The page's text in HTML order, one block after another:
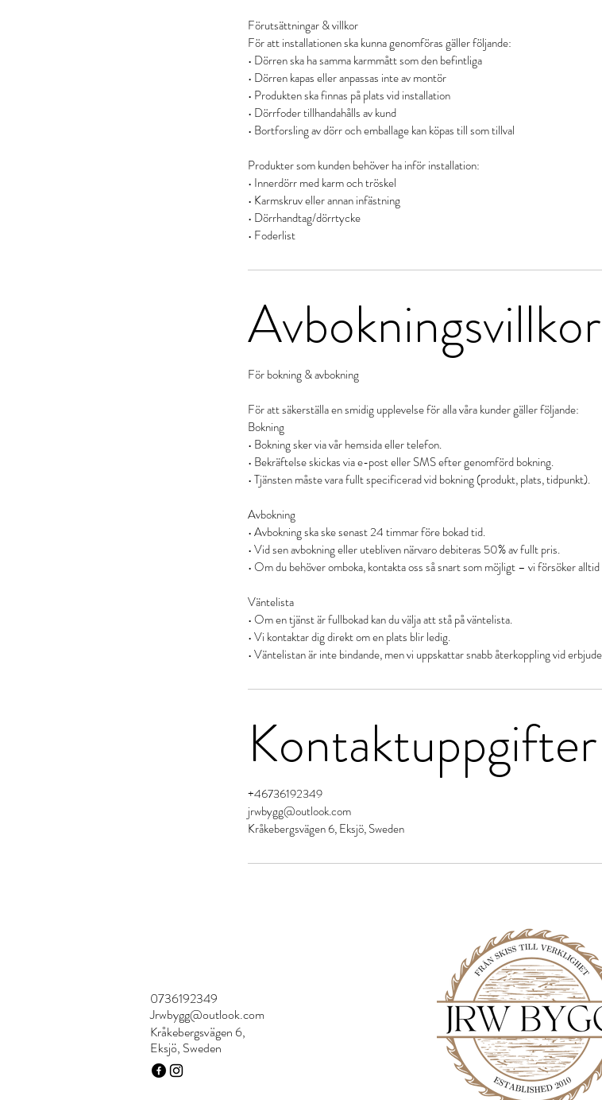
Förutsättningar & villkor
För att installationen ska kunna genomföras gäller följande:
• Dörren ska ha samma karmmått som den befintliga
• Dörren kapas eller anpassas inte av montör
• Produkten ska finnas på plats vid installation
• Dörrfoder tillhandahålls av kund
• Bortforsling av dörr och emballage kan köpas till som tillval
Produkter som kunden behöver ha inför installation:
• Innerdörr med karm och tröskel
• Karmskruv eller annan infästning
• Dörrhandtag/dörrtycke
Avbokningsvillkor
För bokning & avbokning
För att säkerställa en smidig upplevelse för alla våra kunder gäller följande:
Bokning
• Bokning sker via vår hemsida eller telefon.
• Bekräftelse skickas via e-post eller SMS efter genomförd bokning.
• Tjänsten måste vara fullt specificerad vid bokning (produkt, plats, tidpunkt).
Avbokning
• Avbokning ska ske senast 24 timmar före bokad tid.
• Vid sen avbokning eller utebliven närvaro debiteras 50% av fullt pris.
• Om du behöver omboka, kontakta oss så snart som möjligt – vi försöker
Väntelista
• Om en tjänst är fullbokad kan du välja att stå på väntelista.
• Vi kontaktar dig direkt om en plats blir ledig.
Kontaktuppgifter
+46736192349
jrwbygg@outlook.com
Kråkebergsvägen 6, Eksjö, Sweden
0736192349
Jrwbygg@outlook.com
Kråkebergsvägen 6,
Eksjö, Sweden